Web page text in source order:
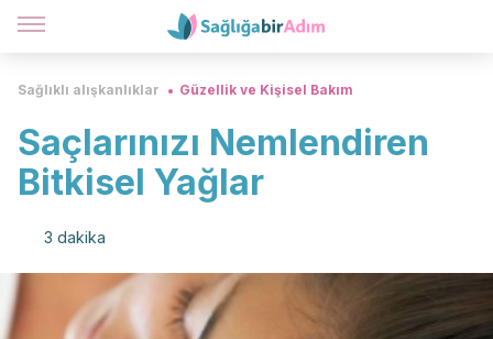
Sağlıklı alışkanlıklar Güzellik ve Kişisel Bakım
Saçlarınızı Nemlendiren
Bitkisel Yağlar
3 dakika